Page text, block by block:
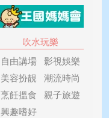
吹水玩樂
自由講場 影視娛樂
美容扮靚
潮流時尚
烹飪搵食
親子旅遊
興趣嗜好